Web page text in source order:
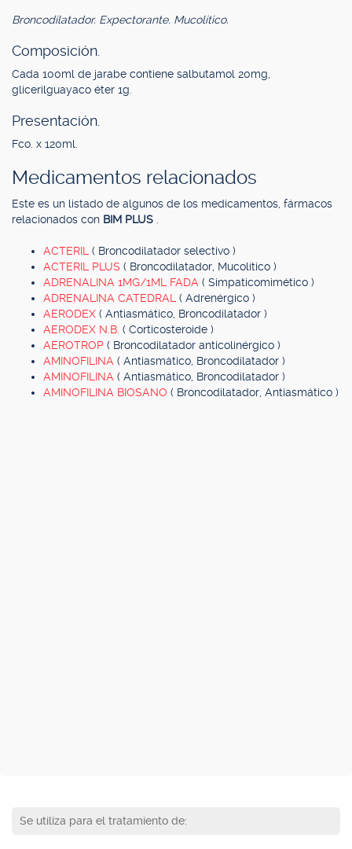
Broncodilatador. Expectorante. Mucolítico.
Composición.
Cada 100ml de jarabe contiene salbutamol 20mg,
glicerilguayaco éter 1g.
Presentación.
Fco. x 120ml.
Medicamentos relacionados
Este es un listado de algunos de los medicamentos, fármacos
relacionados con BIM PLUS
ACTERIL ( Broncodilatador selectivo )
ACTERIL PLUS ( Broncodilatador, Mucolítico )
ADRENALINA 1MG/1ML FADA ( Simpaticomimético )
ADRENALINA CATEDRAL ( Adrenérgico )
AERODEX ( Antiasmático, Broncodilatador )
AERODEX N.B. ( Corticosteroide )
AEROTROP ( Broncodilatador anticolinérgico )
AMINOFILINA ( Antiasmático, Broncodilatador )
AMINOFILINA ( Antiasmático, Broncodilatador )
AMINOFILINA BIOSANO ( Broncodilatador, Antiasmático )
Se utiliza para el tratamiento de: